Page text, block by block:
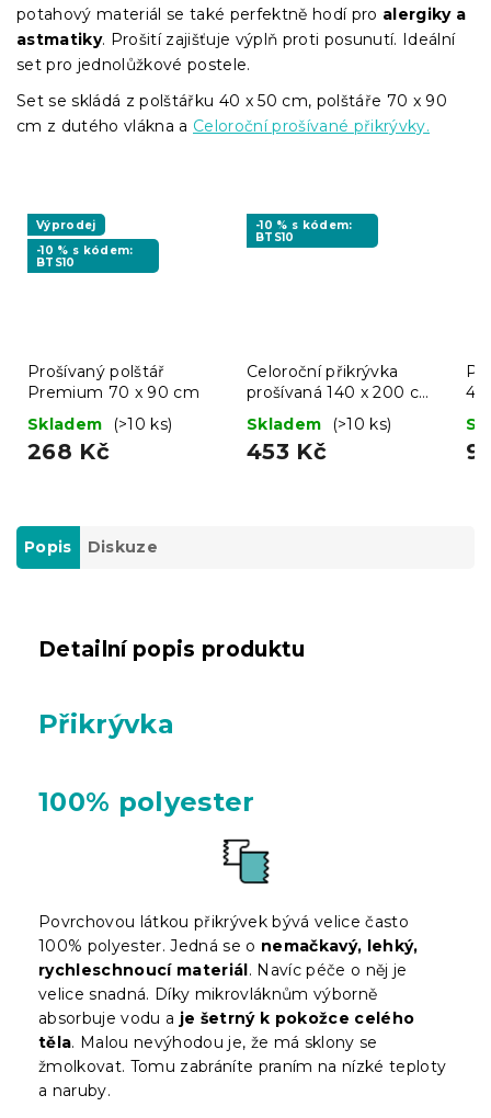
potahový materiál se také perfektně hodí pro alergiky a
astmatiky. Prošití zajišťuje výplň proti posunutí. Ideální
set pro jednolůžkové postele.
Set se skládá z polštářku 40 x 50 cm, polštáře 70 x 90
cm z dutého vlákna a Celoroční prošívané přikrývky.
Výprodej
-10 % s kódem:
BTS10
Prošívaný polštář
Premium 70 x 90 cm
Skladem
(>10 ks)
268 Kč
-10 % s kódem:
BTS10
Celoroční přikrývka
prošívaná 140 x 200 cm
s polštářem BASIC 70 x
90 cm
Skladem (>10 ks)
453 Kč
40
Popis Diskuze
Detailní popis produktu
Přikrývka
100% polyester
Povrchovou látkou přikrývek bývá velice často
100% polyester. Jedná se o nemačkavý, lehký,
rychleschnoucí materiál. Navíc péče o něj je
velice snadná. Díky mikrovláknům výborně
absorbuje vodu a je šetrný k pokožce celého
těla. Malou nevýhodou je, že má sklony se
žmolkovat. Tomu zabráníte praním na nízké teploty
a naruby.